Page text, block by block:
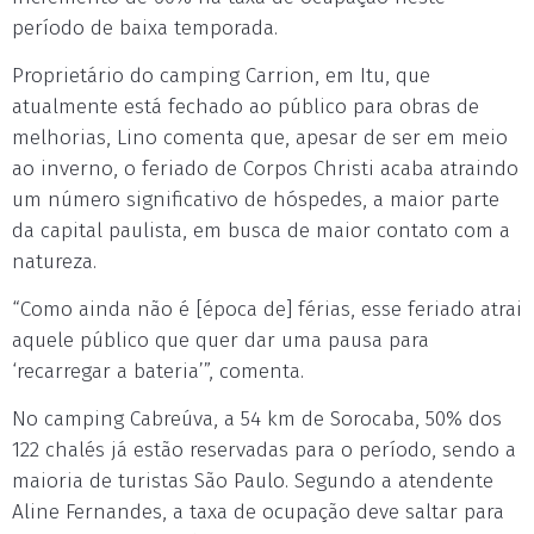
período de baixa temporada.
Proprietário do camping Carrion, em Itu, que
atualmente está fechado ao público para obras de
melhorias, Lino comenta que, apesar de ser em meio
ao inverno, o feriado de Corpos Christi acaba atraindo
um número significativo de hóspedes, a maior parte
da capital paulista, em busca de maior contato com a
natureza.
“Como ainda não é [época de] férias, esse feriado atrai
aquele público que quer dar uma pausa para
‘recarregar a bateria’”, comenta.
No camping Cabreúva, a 54 km de Sorocaba, 50% dos
122 chalés já estão reservadas para o período, sendo a
maioria de turistas São Paulo. Segundo a atendente
Aline Fernandes, a taxa de ocupação deve saltar para